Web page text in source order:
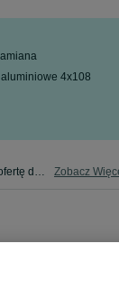
4x108
Motoryzacja to Twój świat? Kieruj się na OLX! Znajdź ofertę dla siebie w kategorii Motoryzacja na OLX - Kraków i okolice! Zobacz